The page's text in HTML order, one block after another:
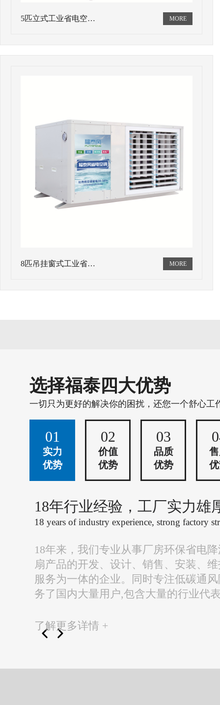
5匹立式工业省电空…
8匹吊挂窗式工业省…
选择福泰四大优势
一切只为更好的解决你的困扰，还您一个舒心工
01
实力
优势
02
价值
优势
03
品质
优势
18年行业经验，工厂实力雄
18 years of industry experience, strong factory
18年来，我们专业从事厂房环保省电
扇产品的开发、设计、销售、安装、
服务为一体的企业。同时专注低碳通
务了国内大量用户,包含大量的行业代
了解更多详情 +